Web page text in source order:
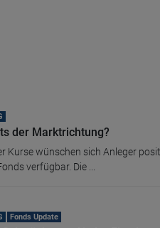
der Marktrichtung?
Kurse wünschen sich Anleger
verfügbar. Die ...
Fonds Update